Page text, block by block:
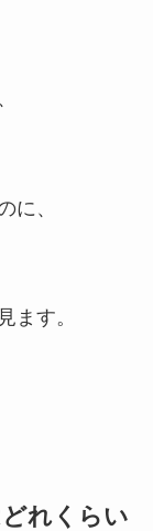
に、
ます。
れくらい